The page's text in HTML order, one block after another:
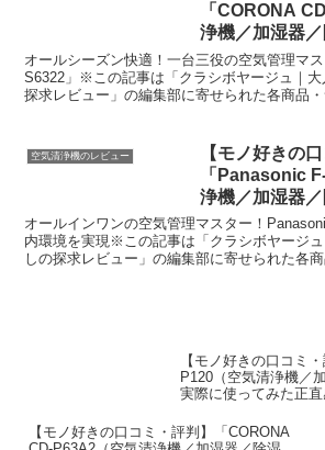
「CORONA
浄機／加湿器
に使ってみた
オールシーズン快適！一台三役の空気管理マ
S6322」※この記事は「クラシボヤージュ｜
探求レビュー」の編集部に寄せられた各商品・
空気清浄機のレビュー
【モノ好きの
「Panasonic
浄機／加湿器
に使ってみた
オールインワンの空気管理マスター！
内環境を実現※この記事は「クラシボヤージ
しの探求レビュー」の編集部に寄せられた各商
【モノ好きの口コミ
P120（空気清浄機／
実際に使ってみた正直
【モノ好きの口コミ・評判】「CORONA